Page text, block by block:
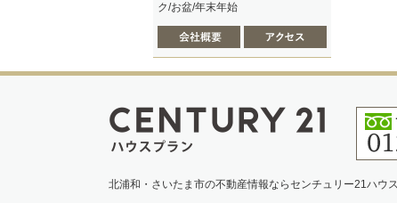
ク/お盆/年末年始
北浦和・さいたま市の不動産情報ならセンチュリー21ハウ